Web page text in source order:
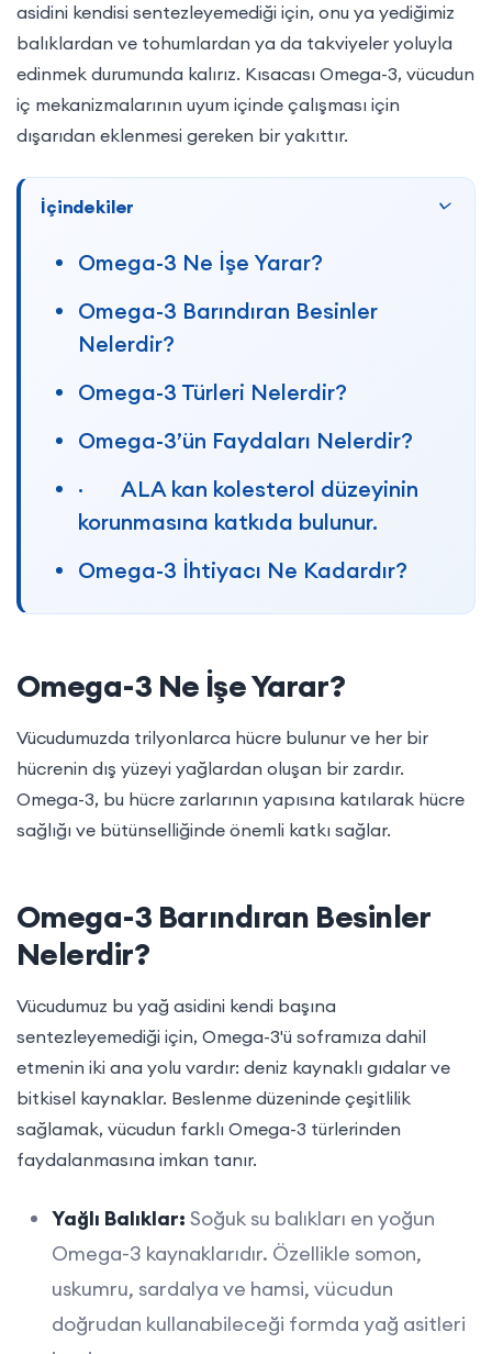
asidini kendisi sentezleyemediği için, onu ya yediğimiz
balıklardan ve tohumlardan ya da takviyeler yoluyla
edinmek durumunda kalırız. Kısacası Omega-3, vücudun
iç mekanizmalarının uyum içinde çalışması için
dışarıdan eklenmesi gereken bir yakıttır.
İçindekiler
Omega-3 Ne İşe Yarar?
Omega-3 Barındıran Besinler
Nelerdir?
Omega-3 Türleri Nelerdir?
Omega-3’ün Faydaları Nelerdir?
· ALA kan kolesterol düzeyinin
korunmasına katkıda bulunur.
Omega-3 İhtiyacı Ne Kadardır?
Omega-3 ile Omega-6 Arasındaki
Omega-3 Ne İşe Yarar?
Vücudumuzda trilyonlarca hücre bulunur ve her bir
hücrenin dış yüzeyi yağlardan oluşan bir zardır.
Omega-3, bu hücre zarlarının yapısına katılarak hücre
sağlığı ve bütünselliğinde önemli katkı sağlar.
Omega-3 Barındıran Besinler
Nelerdir?
Vücudumuz bu yağ asidini kendi başına
sentezleyemediği için, Omega-3'ü soframıza dahil
etmenin iki ana yolu vardır: deniz kaynaklı gıdalar ve
bitkisel kaynaklar. Beslenme düzeninde çeşitlilik
sağlamak, vücudun farklı Omega-3 türlerinden
faydalanmasına imkan tanır.
Yağlı Balıklar: Soğuk su balıkları en yoğun
Omega-3 kaynaklarıdır. Özellikle somon,
uskumru, sardalya ve hamsi, vücudun
doğrudan kullanabileceği formda yağ asitleri